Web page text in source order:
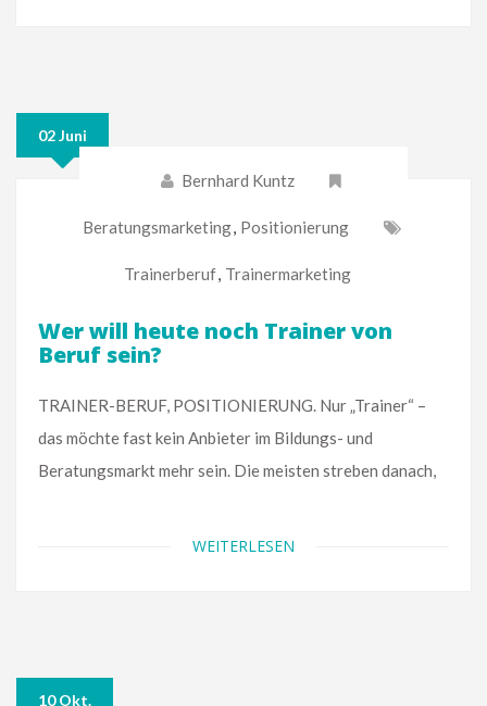
02 Juni
Bernhard Kuntz
Beratungsmarketing, Positionierung
Trainerberuf, Trainermarketing
Wer will heute noch Trainer von
Beruf sein?
TRAINER-BERUF, POSITIONIERUNG. Nur „Trainer“ –
das möchte fast kein Anbieter im Bildungs- und
Beratungsmarkt mehr sein. Die meisten streben danach,
WEITERLESEN
10 Okt.